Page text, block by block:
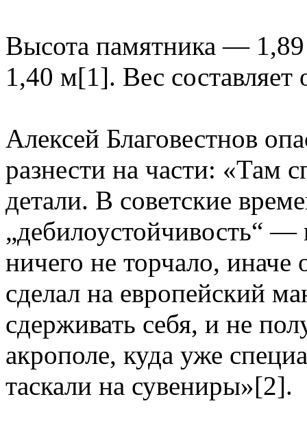
Высота памятника —
1,40 м[1]. Вес составляет
Алексей Благовестнов
разнести на части: «Там
детали. В советские
„дебилоустойчивость“
ничего не торчало, иначе
сделал на европейский
сдерживать себя, и не
акрополе, куда уже
таскали на сувениры»[2].